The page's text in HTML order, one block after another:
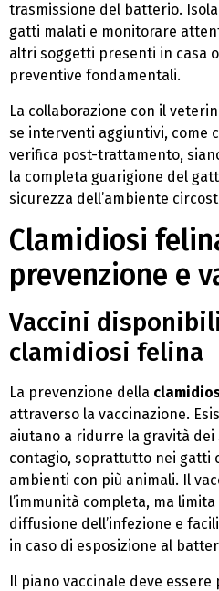
trasmissione del batterio.
gatti malati e monitorare
altri soggetti presenti in casa
preventive fondamentali.
La collaborazione con il
se interventi aggiuntivi, come
verifica post-trattamento,
la completa guarigione del
sicurezza dell’ambiente
Clamidiosi
prevenzione e
Vaccini
clamidiosi felina
La prevenzione della
attraverso la vaccinazione.
aiutano a ridurre la gravità
contagio, soprattutto nei gatti
ambienti con più animali. Il
l’immunità completa, ma
diffusione dell’infezione e
in caso di esposizione al
Il piano vaccinale deve